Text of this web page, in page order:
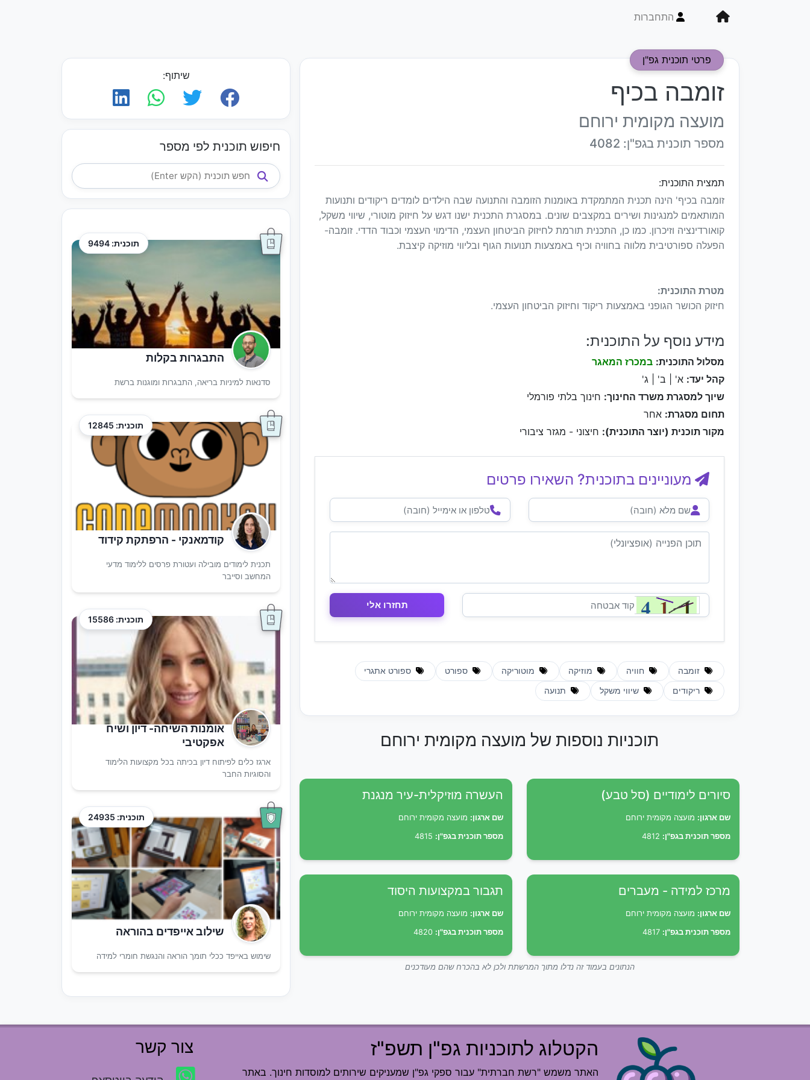
התחברות
פרטי תוכנית גפ"ן
זומבה בכיף
מועצה מקומית ירוחם
מספר תוכנית בגפ"ן: 4082
תמצית התוכנית:
זומבה בכיף' הינה תכנית המתמקדת באומנות הזומבה והתנועה שבה הילדים לומדים ריקודים ותנועות
המותאמים למנגינות ושירים במקצבים שונים. במסגרת התכנית ישנו דגש על חיזוק מוטורי, שיווי משקל,
קואורדינציה וזיכרון. כמו כן, התכנית תורמת לחיזוק הביטחון העצמי, הדימוי העצמי וכבוד הדדי. זומבה-
הפעלה ספורטיבית מלווה בחוויה וכיף באמצעות תנועות הגוף ובליווי מוזיקה קיצבת.
מטרת התוכנית:
חיזוק הכושר הגופני באמצעות ריקוד וחיזוק הביטחון העצמי.
מידע נוסף על התוכנית:
מסלול התוכנית: במכרז המאגר
קהל יעד: א' | ב' | ג'
שיוך למסגרת משרד החינוך: חינוך בלתי פורמלי
תחום מסגרת: אחר
מקור תוכנית (יוצר התוכנית): חיצוני - מגזר ציבורי
מעוניינים בתוכנית? השאירו פרטים
זומבה חוויה מוזיקה מוטוריקה ספורט ספורט אתגרי
ריקודים שיווי משקל תנועה
תוכניות נוספות של מועצה מקומית ירוחם
סיורים לימודיים (סל טבע)
שם ארגון: מועצה מקומית ירוחם
מספר תוכנית בגפ"ן:
העשרה מוזיקלית-עיר מנגנת
שם ארגון: מועצה מקומית ירוחם
מספר תוכנית בגפ"ן:
מרכז למידה - מעברים
שם ארגון: מועצה מקומית ירוחם
מספר תוכנית בגפ"ן:
תגבור במקצועות היסוד
שם ארגון: מועצה מקומית ירוחם
מספר תוכנית בגפ"ן:
הנתונים בעמוד זה נדלו מתוך המרשתת ולכן לא בהכרח שהם מעודכנים
שיתוף:
חיפוש תוכנית לפי מספר
תוכנית: 9494
התבגרות בקלות
סדנאות למיניות בריאה, התבגרות ומוגנות ברשת
תוכנית: 12845
קודמאנקי - הרפתקת קידוד
תכנית לימודים מובילה ועטורת פרסים ללימוד מדעי
המחשב וסייבר
תוכנית: 15586
אומנות השיחה- דיון ושיח
אפקטיבי
ארגז כלים לפיתוח דיון בכיתה בכל מקצועות הלימוד
והסוגיות החבר
תוכנית: 24935
שילוב אייפדים בהוראה
שימוש באייפד ככלי תומך הוראה והנגשת חומרי למידה
הקטלוג לתוכניות גפ"ן תשפ"ז
האתר משמש "רשת חברתית" עבור ספקי גפ"ן שמעניקים שירותים למוסדות חינוך. באתר
צור קשר